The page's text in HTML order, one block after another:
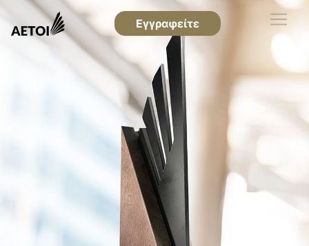
Εγγραφείτε